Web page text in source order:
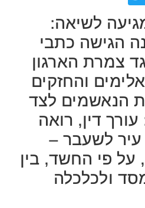
לשיאה:
הגישה כתבי
צמרת הארגון
והחזקים
הנאשמים לצד
דין, רואה
עיר לשעבר –
על פי החשד, בין
ולכלכלה